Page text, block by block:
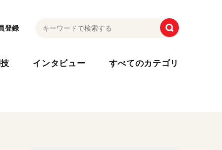
登録
インタビュー すべてのカテゴリ